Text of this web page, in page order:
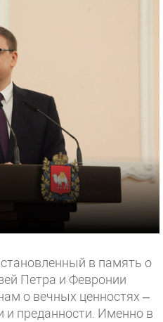
в память о
Петра и Февронии
о вечных ценностях –
преданности. Именно в